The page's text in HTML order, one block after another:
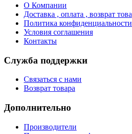
О Компании
Доставка , оплата , возврат
Политика конфиденциальности
Условия соглашения
Контакты
Служба поддержки
Связаться с нами
Возврат товара
Дополнительно
Производители